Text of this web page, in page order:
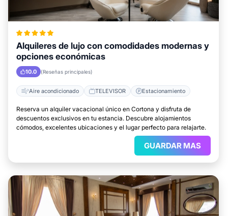
Alquileres de lujo con comodidades modernas y
opciones económicas
10.0 (Reseñas principales)
Aire acondicionado TELEVISOR Estacionamiento
Reserva un alquiler vacacional único en Cortona y disfruta de
descuentos exclusivos en tu estancia. Descubre alojamientos
cómodos, excelentes ubicaciones y el lugar perfecto para relajarte.
GUARDAR MAS